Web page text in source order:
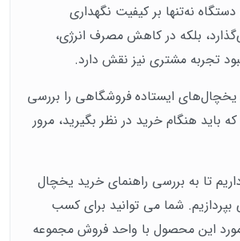
نه‌تنها بر کیفیت نگهداری
بلکه در کاهش مصرف انرژی،
تجربه مشتری نیز نقش دارد.
یخچال‌های ایستاده فروشگاهی را بررسی
باید هنگام خرید در نظر بگیرید، مرور
تا به بررسی راهنمای خرید یخچال
بپردازیم. شما می توانید برای کسب
مورد این محصول با واحد فروش مجموعه